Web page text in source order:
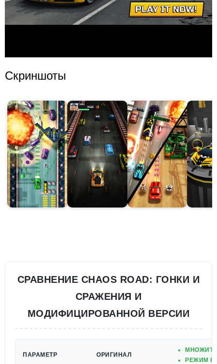
Скриншоты
СРАВНЕНИЕ CHAOS ROAD: ГОНКИ И
СРАЖЕНИЯ И
МОДИФИЦИРОВАННОЙ ВЕРСИИ
ПАРАМЕТР ОРИГИНАЛ
РЕЖИМ